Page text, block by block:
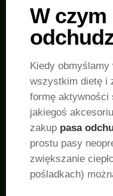
W
Kiedy
wszystkim dietę i
formę aktywności
jakiegoś
zakup pasa
prostu pasy
zwiększanie
pośladkach)